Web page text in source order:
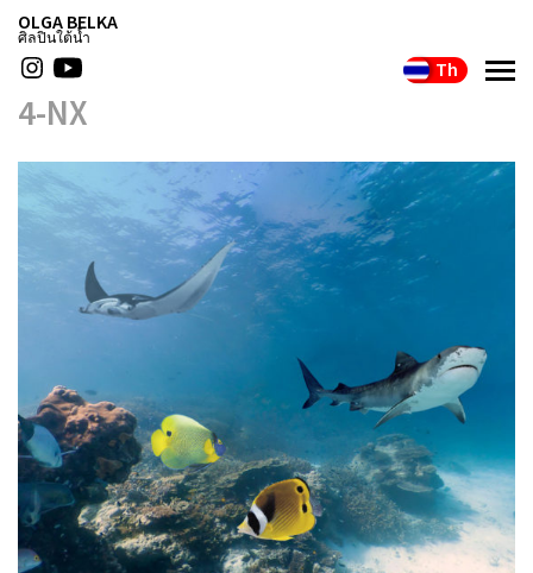
OLGA BELKA
ศิลปินใต้น้ำ
Th
4-NX